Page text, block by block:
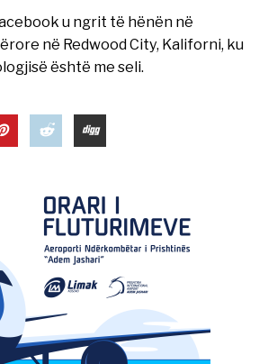
u ngrit të hënën në
në Redwood City, Kaliforni, ku
është me seli.